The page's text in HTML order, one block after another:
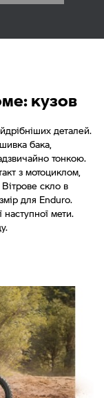
кузов
деталей.
бака,
тонкою.
з мотоциклом,
скло в
для Enduro.
мети.